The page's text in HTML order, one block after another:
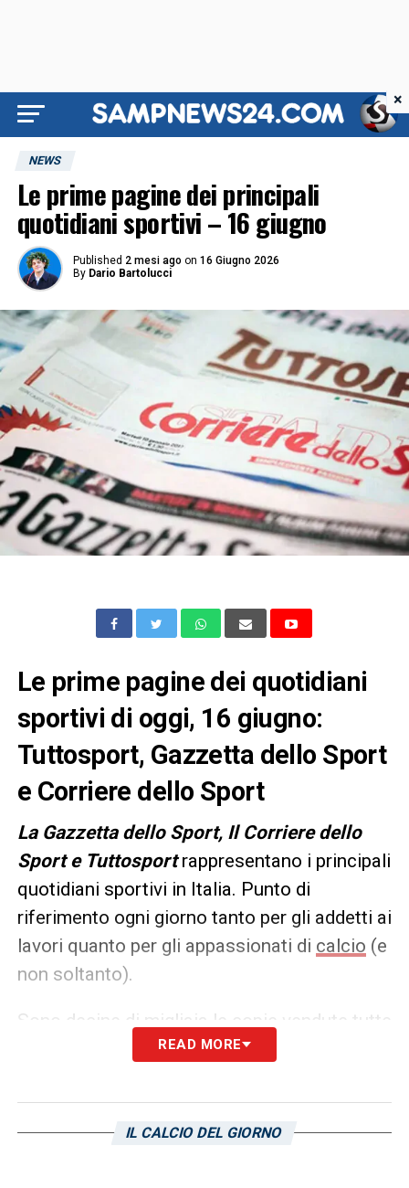
NEWS
Le prime pagine dei principali
quotidiani sportivi – 16 giugno
Published 2 mesi ago on 16 Giugno 2026
By Dario Bartolucci
Le prime pagine dei quotidiani
sportivi di oggi, 16 giugno:
Tuttosport, Gazzetta dello Sport
e Corriere dello Sport
La Gazzetta dello Sport, Il Corriere dello
Sport e Tuttosportrappresentano i principali
quotidiani sportivi in Italia. Punto di
riferimento ogni giorno tanto per gli addetti ai
lavori quanto per gli appassionati di calcio (e
non soltanto).
Sono decine di migliaia le copie vendute tutte
le mattine in edicola, ma un’anteprima dei
già dalla sera precedente. Ecco, allora, le
prime pagine deiQuotidiani Sportividioggi
READ MORE
IL CALCIO DEL GIORNO
×